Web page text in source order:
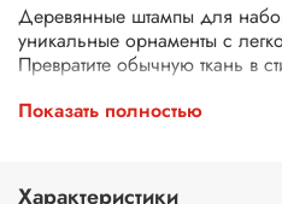
Деревянные штампы для
уникальные орнаменты с
Превратите обычную ткань в
деревянными штампами для
подходят для декора одежды,
Экологичные – изготовлены
Показать полностью
Характеристики